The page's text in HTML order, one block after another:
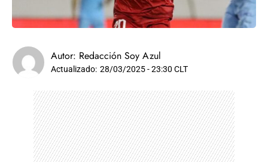
Autor: Redacción Soy Azul
Actualizado: 28/03/2025 - 23:30 CLT